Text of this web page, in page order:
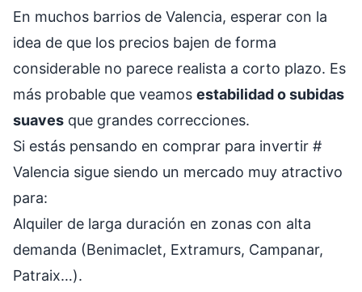
En muchos barrios de Valencia, esperar con la
idea de que los precios bajen de forma
considerable no parece realista a corto plazo. Es
más probable que veamos estabilidad o subidas
suaves que grandes correcciones.
Si estás pensando en comprar para invertir #
Valencia sigue siendo un mercado muy atractivo
para:
Alquiler de larga duración en zonas con alta
demanda (Benimaclet, Extramurs, Campanar,
Patraix…).